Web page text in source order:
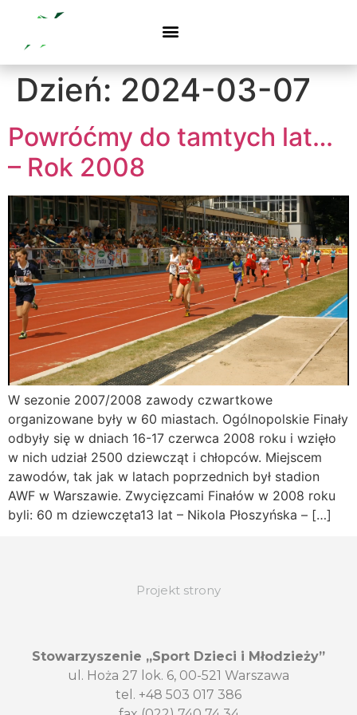
Dzień: 2024-03-07
Powróćmy do tamtych lat…
– Rok 2008
W sezonie 2007/2008 zawody czwartkowe
organizowane były w 60 miastach. Ogólnopolskie Finały
odbyły się w dniach 16-17 czerwca 2008 roku i wzięło
w nich udział 2500 dziewcząt i chłopców. Miejscem
zawodów, tak jak w latach poprzednich był stadion
AWF w Warszawie. Zwycięzcami Finałów w 2008 roku
byli: 60 m dziewczęta13 lat – Nikola Płoszyńska – […]
Projekt strony
Stowarzyszenie „Sport Dzieci i Młodzieży”
ul. Hoża 27 lok. 6, 00-521 Warszawa
tel. +48 503 017 386